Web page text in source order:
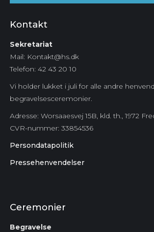
Kontakt
Sekretariat
Mail: Kontakt@hs.dk
Telefon: 42 43 20 10
Vi holder lukket i juli for alle andre
begravelsesceremonier.
Adresse: Worsaaesvej 15B, kld. th., 1972
CVR-nummer: 33854536
Persondatapolitik
Pressehenvendelser
Ceremonier
Begravelse